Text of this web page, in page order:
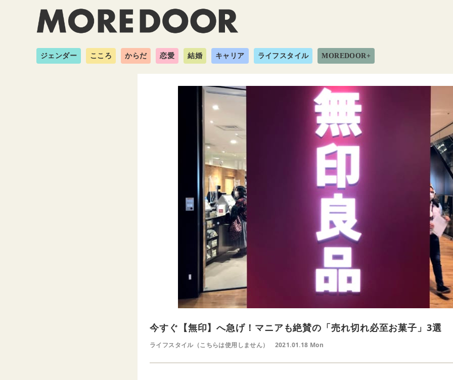
ジェンダー こころ からだ 恋愛 結婚 キャリア ライフスタイル MOREDOOR+
今すぐ【無印】へ急げ！マニアも絶賛の「売れ切れ必至お菓子」3選
ライフスタイル（こちらは使用しません） 2021.01.18 Mon